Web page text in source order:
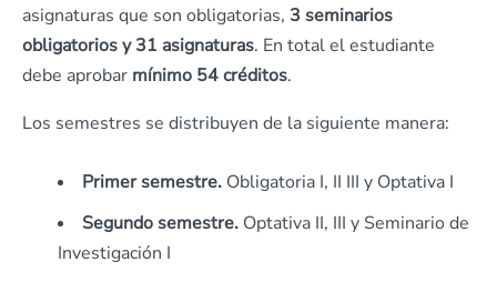
asignaturas que son obligatorias, 3 seminarios
obligatorios y 31 asignaturas. En total el estudiante
debe aprobar mínimo 54 créditos.
Los semestres se distribuyen de la siguiente manera:
Primer semestre. Obligatoria I, II III y Optativa I
Segundo semestre. Optativa II, III y Seminario de
Investigación I